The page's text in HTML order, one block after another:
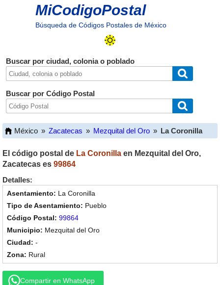
MiCodigoPostal
Búsqueda de Códigos Postales de México
Buscar por ciudad, colonia o poblado
Buscar por Código Postal
México » Zacatecas » Mezquital del Oro » La Coronilla
El código postal de La Coronilla en Mezquital del Oro,
Zacatecas es 99864
Detalles:
La Coronilla
Pueblo
99864
Mezquital del Oro
-
Rural
Compartir en WhatsApp